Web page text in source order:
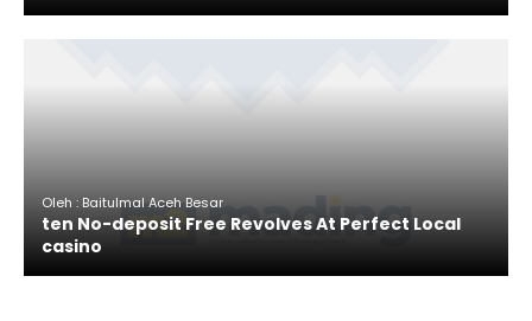
Oleh : Baitulmal Aceh Besar
ten No-deposit Free Revolves At Perfect Local
casino